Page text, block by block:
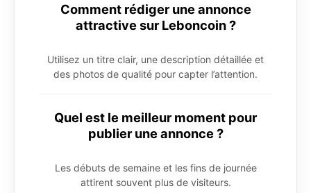
Comment rédiger une annonce
attractive sur Leboncoin ?
Utilisez un titre clair, une description détaillée et
des photos de qualité pour capter l’attention.
Quel est le meilleur moment pour
publier une annonce ?
Les débuts de semaine et les fins de journée
attirent souvent plus de visiteurs.